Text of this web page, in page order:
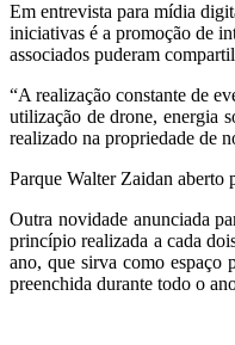
Em entrevista para mídia
iniciativas é a promoção de
associados puderam
“A realização constante de
utilização de drone, energia
realizado na propriedade de
Parque Walter Zaidan aberto
Outra novidade anunciada
princípio realizada a cada
ano, que sirva como espaço
preenchida durante todo o